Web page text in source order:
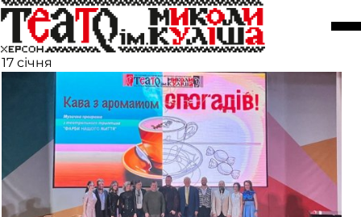
Меморандум із Чорноморським
університетом ім. П. Могили
17 січня